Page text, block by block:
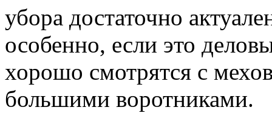
убора достаточно
особенно, если это
хорошо смотрятся с
большими воротниками.